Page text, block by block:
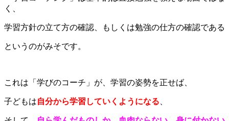
く、
学習方針の立て方の確認、もしくは勉強の仕方の確認である
というのがみそです。
これは「学びのコーチ」が、学習の姿勢を正せば、
子どもは自分から学習していくようになる